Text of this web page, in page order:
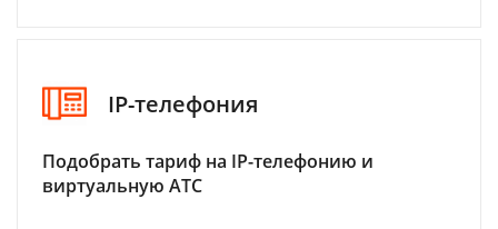
IP-телефония
Подобрать тариф на IP-телефонию и
виртуальную АТС